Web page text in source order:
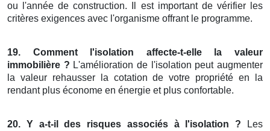
ou l'année de construction. Il est important de vérifier les
critères exigences avec l'organisme offrant le programme.
19. Comment l'isolation affecte-t-elle la valeur
immobilière ? L'amélioration de l'isolation peut augmenter
la valeur rehausser la cotation de votre propriété en la
rendant plus économe en énergie et plus confortable.
20. Y a-t-il des risques associés à l'isolation ? Les